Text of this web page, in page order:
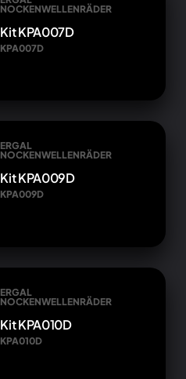
NOCKENWELLENRÄDER
Kit KPA007D
KPA007D
ERGAL
NOCKENWELLENRÄDER
Kit KPA009D
KPA009D
ERGAL
NOCKENWELLENRÄDER
Kit KPA010D
KPA010D